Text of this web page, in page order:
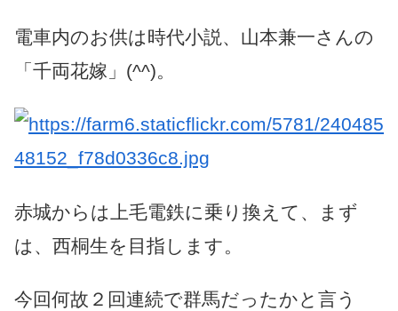
電車内のお供は時代小説、山本兼一さんの
「千両花嫁」(^^)。
赤城からは上毛電鉄に乗り換えて、まず
は、西桐生を目指します。
今回何故２回連続で群馬だったかと言う